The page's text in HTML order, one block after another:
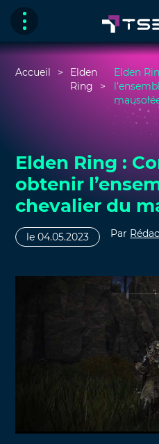
Accueil
Elden
Ring
Elden
Elden Ring :
obtenir
chevalier du
le 04.05.2023 Par